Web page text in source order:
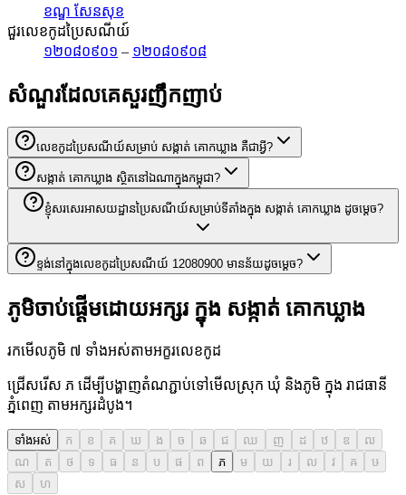
ខណ្ឌ សែនសុខ
ជួរលេខកូដប្រៃសណីយ៍
១២០៨០៩០១ – ១២០៨០៩០៨
សំណួរដែលគេសួរញឹកញាប់
លេខកូដប្រៃសណីយ៍សម្រាប់ សង្កាត់ គោកឃ្លាង គឺជាអ្វី?
សង្កាត់ គោកឃ្លាង ស្ថិតនៅឯណាក្នុងកម្ពុជា?
ខ្ញុំសរសេរអាសយដ្ឋានប្រៃសណីយ៍សម្រាប់ទីតាំងក្នុង សង្កាត់ គោកឃ្លាង ដូចម្តេច?
ខ្ទង់នៅក្នុងលេខកូដប្រៃសណីយ៍ 12080900 មានន័យដូចម្តេច?
ភូមិចាប់ផ្តើមដោយអក្សរ ក្នុង សង្កាត់ គោកឃ្លាង
រកមើលភូមិ ៧ ទាំងអស់តាមអក្ខរលេខកូដ
ជ្រើសរើស ភ ដើម្បីបង្ហាញតំណភ្ជាប់ទៅមើលស្រុក ឃុំ និងភូមិ ក្នុង រាជធានី
ភ្នំពេញ តាមអក្សរដំបូង។
ទាំងអស់ ក ខ គ ឃ ង ច ឆ ជ ឈ ញ ដ ឋ ឌ
ឍ
ណ
ត ថ ទ ធ ន ប ផ ព ភ ម យ រ ល វ ឝ
ឞ
ស
ហ